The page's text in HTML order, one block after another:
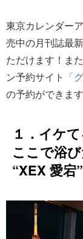
東京カレンダー
売中の月刊誌最
ただけます！ま
ン予約サイト 「
の予約ができます
１．イケ
ここで浴
“XEX 愛宕